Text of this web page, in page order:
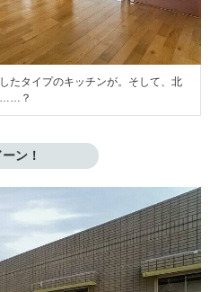
たタイプのキッチンが。そして、北
……？
ーン！